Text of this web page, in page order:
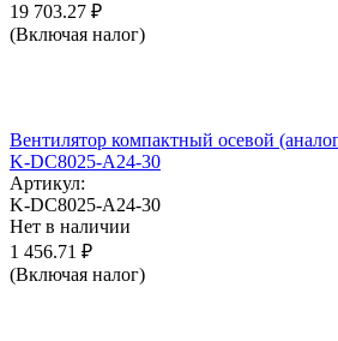
19 703.27 ₽
(Включая налог)
Вентилятор компактный осевой
K-DC8025-A24-30
Артикул:
K-DC8025-A24-30
Нет в наличии
1 456.71 ₽
(Включая налог)